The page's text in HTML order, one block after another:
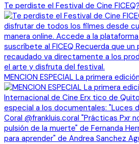
Te perdiste el Festival de Cine
MENCION ESPECIAL La primera